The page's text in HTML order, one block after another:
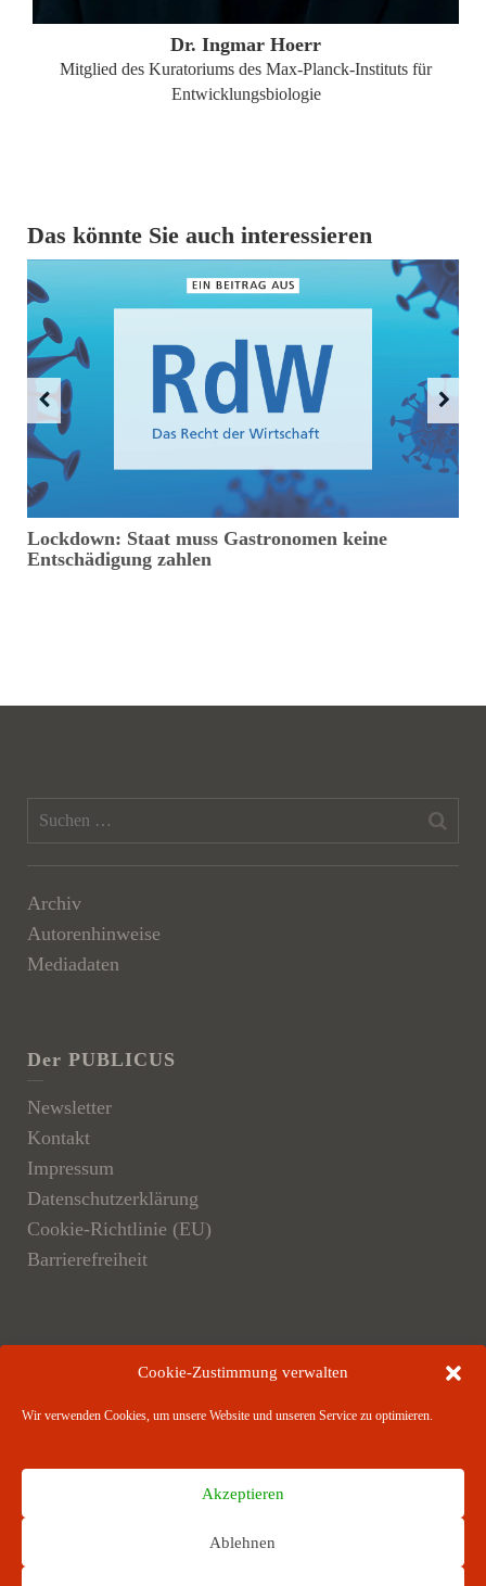
Cookie-Zustimmung verwalten
Wir verwenden Cookies, um unsere Website und unseren Service zu optimieren.
Akzeptieren
Ablehnen
Dr. Ingmar Hoerr
Mitglied des Kuratoriums des Max-Planck-Instituts für
Entwicklungsbiologie
Das könnte Sie auch interessieren
Lockdown: Staat muss Gastronomen keine
Entschädigung zahlen
Archiv
Autorenhinweise
Mediadaten
Der PUBLICUS
Newsletter
Kontakt
Impressum
Datenschutzerklärung
Cookie-Richtlinie (EU)
Barrierefreiheit